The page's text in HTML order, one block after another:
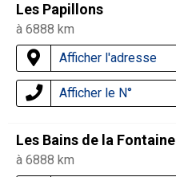
Les Papillons
à 6888 km
Afficher l'adresse
Afficher le N°
Les Bains de la Fontaine
à 6888 km